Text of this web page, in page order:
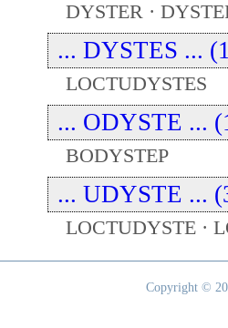
DYSTER ·
... DYSTES ...
LOCTUDYSTES
... ODYSTE ...
BODYSTEP
... UDYSTE ...
LOCTUDYSTE ·
Copyright ©